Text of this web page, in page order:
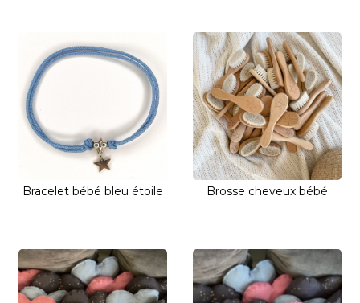
Bracelet bébé bleu étoile Brosse cheveux bébé